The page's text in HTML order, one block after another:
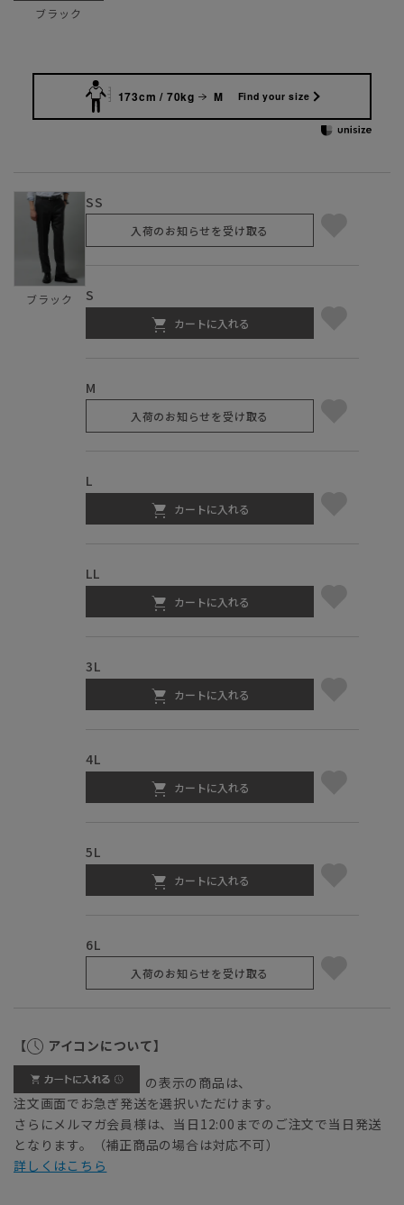
ブラック
173cm / 70kg M Find your size
ブラック
SS
入荷のお知らせを受け取る
S
カートに入れる
M
入荷のお知らせを受け取る
L
カートに入れる
LL
カートに入れる
3L
カートに入れる
4L
カートに入れる
5L
カートに入れる
6L
入荷のお知らせを受け取る
【 アイコンについて】
の表示の商品は、
注文画面でお急ぎ発送を選択いただけます。
さらにメルマガ会員様は、当日12:00までのご注文で当日発送
となります。（補正商品の場合は対応不可）
詳しくはこちら